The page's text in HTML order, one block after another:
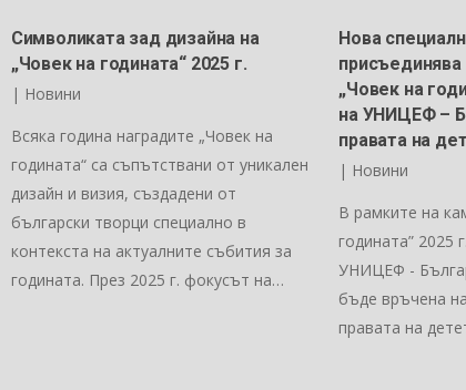
Символиката зад дизайна на
„Човек на годината“ 2025 г.
| Новини
Всяка година наградите „Човек на
годината“ са съпътствани от уникален
дизайн и визия, създадени от
български творци специално в
контекста на актуалните събития за
годината. През 2025 г. фокусът на…
Нова
присъединява
„Човек на
на УНИЦЕФ –
правата на
| Новини
В рамките на
годината” 2025
УНИЦЕФ -
бъде връчена
правата на